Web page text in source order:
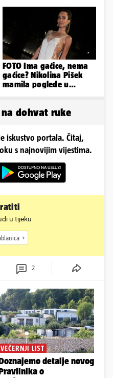
FOTO Ima gaćice, nema
gaćice? Nikolina Pišek
mamila poglede u
dohvat ruke
iskustvo portala. Čitaj,
s najnovijim vijestima.
u tijeku
2